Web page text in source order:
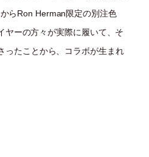
らRon Herman限定の別注色
ヤーの方々が実際に履いて、そ
ったことから、コラボが生まれ